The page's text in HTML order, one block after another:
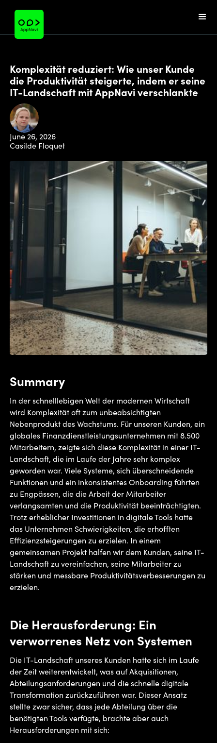
Komplexität reduziert: Wie unser Kunde
die Produktivität steigerte, indem er seine
IT-Landschaft mit AppNavi verschlankte
June 26, 2026
Casilde Floquet
Summary
In der schnelllebigen Welt der modernen Wirtschaft
wird Komplexität oft zum unbeabsichtigten
Nebenprodukt des Wachstums. Für unseren Kunden, ein
globales Finanzdienstleistungsunternehmen mit 8.500
Mitarbeitern, zeigte sich diese Komplexität in einer IT-
Landschaft, die im Laufe der Jahre sehr komplex
geworden war. Viele Systeme, sich überschneidende
Funktionen und ein inkonsistentes Onboarding führten
zu Engpässen, die die Arbeit der Mitarbeiter
verlangsamten und die Produktivität beeinträchtigten.
Trotz erheblicher Investitionen in digitale Tools hatte
das Unternehmen Schwierigkeiten, die erhofften
Effizienzsteigerungen zu erzielen. In einem
gemeinsamen Projekt halfen wir dem Kunden, seine IT-
Landschaft zu vereinfachen, seine Mitarbeiter zu
stärken und messbare Produktivitätsverbesserungen zu
erzielen.
Die Herausforderung: Ein
verworrenes Netz von Systemen
Die IT-Landschaft unseres Kunden hatte sich im Laufe
der Zeit weiterentwickelt, was auf Akquisitionen,
Abteilungsanforderungen und die schnelle digitale
Transformation zurückzuführen war. Dieser Ansatz
stellte zwar sicher, dass jede Abteilung über die
benötigten Tools verfügte, brachte aber auch
Herausforderungen mit sich: